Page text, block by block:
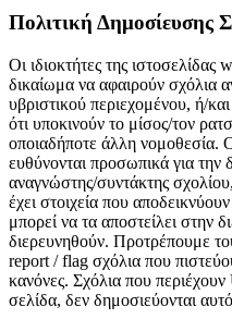
Πολιτική Δημοσίευσης
Οι ιδιοκτήτες της
δικαίωμα να αφαιρούν σχόλια
υβριστικού περιεχομένου, ή/
ότι υποκινούν το μίσος/τον
οποιαδήποτε άλλη νομοθεσία.
ευθύνονται προσωπικά για την
αναγνώστης/συντάκτης
έχει στοιχεία που
μπορεί να τα αποστείλει στην
διερευνηθούν. Προτρέπουμε
report / flag σχόλια που
κανόνες. Σχόλια που
σελίδα, δεν δημοσιεύονται